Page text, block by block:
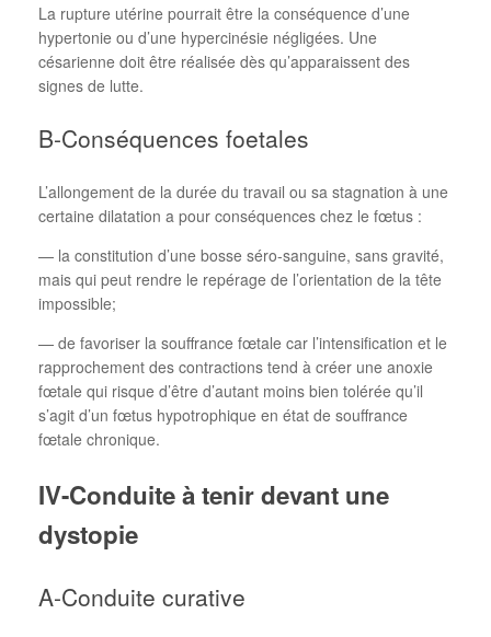
La rupture utérine pourrait être la conséquence d’une
hypertonie ou d’une hypercinésie négligées. Une
césarienne doit être réalisée dès qu’apparaissent des
signes de lutte.
B-Conséquences foetales
L’allongement de la durée du travail ou sa stagnation à une
certaine dilatation a pour conséquences chez le fœtus :
— la constitution d’une bosse séro-sanguine, sans gravité,
mais qui peut rendre le repérage de l’orientation de la tête
impossible;
— de favoriser la souffrance fœtale car l’intensification et le
rapprochement des contractions tend à créer une anoxie
fœtale qui risque d’être d’autant moins bien tolérée qu’il
s’agit d’un fœtus hypotrophique en état de souffrance
fœtale chronique.
IV-Conduite à tenir devant une
dystopie
A-Conduite curative